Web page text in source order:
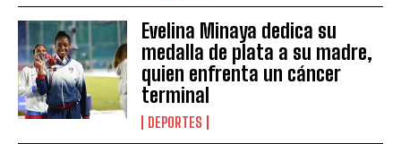
Evelina Minaya dedica su
medalla de plata a su madre,
quien enfrenta un cáncer
terminal
DEPORTES